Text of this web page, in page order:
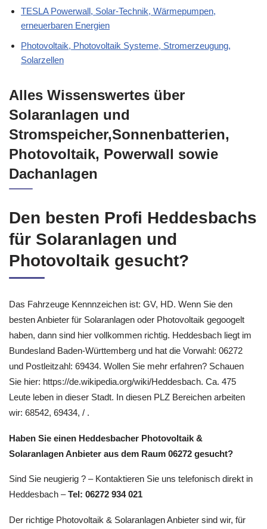
TESLA Powerwall, Solar-Technik, Wärmepumpen,
erneuerbaren Energien
Photovoltaik, Photovoltaik Systeme, Stromerzeugung,
Solarzellen
Alles Wissenswertes über
Solaranlagen und
Stromspeicher,Sonnenbatterien,
Photovoltaik, Powerwall sowie
Dachanlagen
Den besten Profi Heddesbachs
für Solaranlagen und
Photovoltaik gesucht?
Das Fahrzeuge Kennnzeichen ist: GV, HD. Wenn Sie den
besten Anbieter für Solaranlagen oder Photovoltaik gegoogelt
haben, dann sind hier vollkommen richtig. Heddesbach liegt im
Bundesland Baden-Württemberg und hat die Vorwahl: 06272
und Postleitzahl: 69434. Wollen Sie mehr erfahren? Schauen
Sie hier: https://de.wikipedia.org/wiki/Heddesbach. Ca. 475
Leute leben in dieser Stadt. In diesen PLZ Bereichen arbeiten
wir: 68542, 69434, / .
Haben Sie einen Heddesbacher Photovoltaik &
Solaranlagen Anbieter aus dem Raum 06272 gesucht?
Sind Sie neugierig ? – Kontaktieren Sie uns telefonisch direkt in
Heddesbach –Tel: 06272 934 021
Der richtige Photovoltaik & Solaranlagen Anbieter sind wir, für